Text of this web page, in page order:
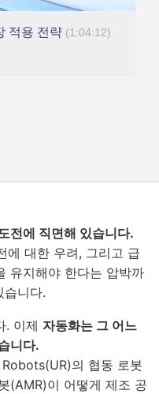
적용 전략 (1:04:12)
전에 직면해 있습니다.
에 대한 우려, 그리고 급
유지해야 한다는 압박까
습니다.
. 이제 자동화는 그 어느
니다.
의 협동 로봇
(AMR)이 어떻게 제조 공